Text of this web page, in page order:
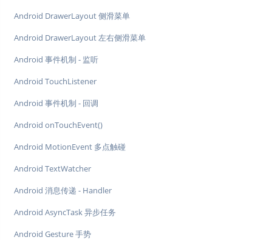
Android DrawerLayout 侧滑菜单
Android DrawerLayout 左右侧滑菜单
Android 事件机制 - 监听
Android TouchListener
Android 事件机制 - 回调
Android onTouchEvent()
Android MotionEvent 多点触碰
Android TextWatcher
Android 消息传递 - Handler
Android AsyncTask 异步任务
Android Gesture 手势